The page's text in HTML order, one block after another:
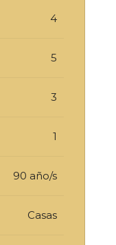
4
5
3
1
90 año/s
Casas